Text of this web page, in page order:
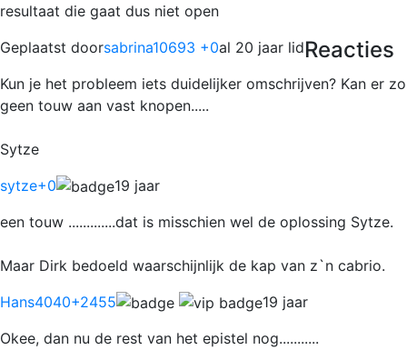
resultaat die gaat dus niet open
Geplaatst doorsabrina10693 +0al 20 jaar lidReacties
Kun je het probleem iets duidelijker omschrijven? Kan er zo
geen touw aan vast knopen.....
Sytze
sytze+0
19 jaar
een touw .............dat is misschien wel de oplossing Sytze.
Maar Dirk bedoeld waarschijnlijk de kap van z`n cabrio.
Hans4040+2455
19 jaar
Okee, dan nu de rest van het epistel nog...........